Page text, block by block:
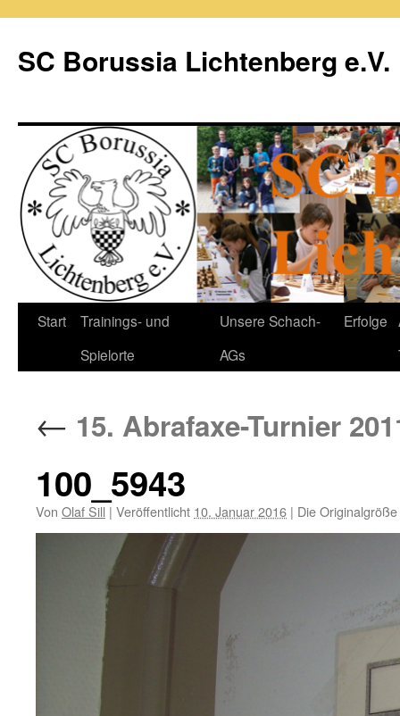
springen
SC Borussia Lichtenberg e.V.
Start
Trainings- und
Spielorte
Unsere Schach-
AGs
Erfolge
← 15. Abrafaxe-Turnier
100_5943
Von Olaf Sill | Veröffentlicht 10. Januar 2016 | Die